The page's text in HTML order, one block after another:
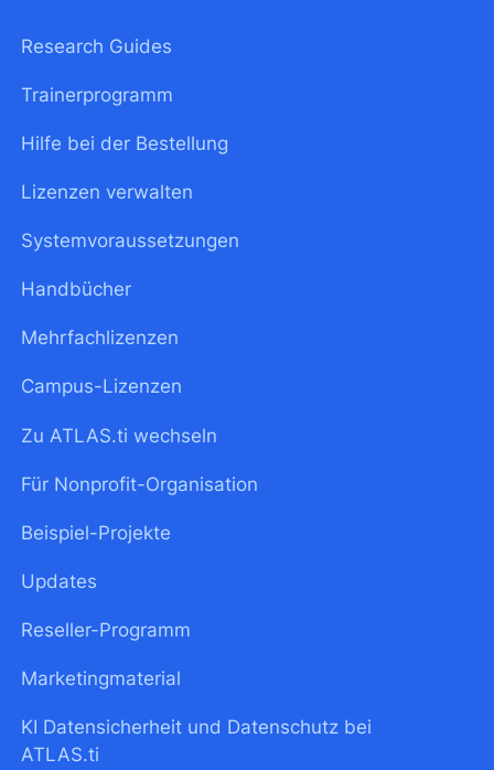
Research Guides
Trainerprogramm
Hilfe bei der Bestellung
Lizenzen verwalten
Systemvoraussetzungen
Handbücher
Mehrfachlizenzen
Campus-Lizenzen
Zu ATLAS.ti wechseln
Für Nonprofit-Organisation
Beispiel-Projekte
Updates
Reseller-Programm
Marketingmaterial
KI Datensicherheit und Datenschutz bei
ATLAS.ti